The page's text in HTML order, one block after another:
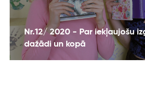
Nr.12/ 2020 - Par iekļaujošu
dažādi un kopā